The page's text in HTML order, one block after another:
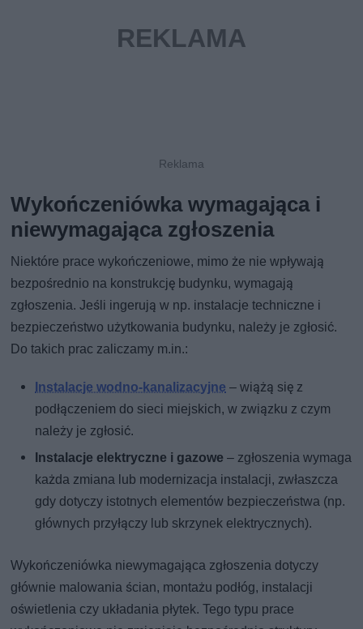
Wykończeniówka wymagająca i
niewymagająca zgłoszenia
Niektóre prace wykończeniowe, mimo że nie wpływają
bezpośrednio na konstrukcję budynku, wymagają
zgłoszenia. Jeśli ingerują w np. instalacje techniczne i
bezpieczeństwo użytkowania budynku, należy je zgłosić.
Do takich prac zaliczamy m.in.:
Instalacje wodno-kanalizacyjne – wiążą się z
podłączeniem do sieci miejskich, w związku z czym
należy je zgłosić.
Instalacje elektryczne i gazowe– zgłoszenia wymaga
każda zmiana lub modernizacja instalacji, zwłaszcza
gdy dotyczy istotnych elementów bezpieczeństwa (np.
głównych przyłączy lub skrzynek elektrycznych).
Wykończeniówka niewymagająca zgłoszenia dotyczy
głównie malowania ścian, montażu podłóg, instalacji
oświetlenia czy układania płytek. Tego typu prace